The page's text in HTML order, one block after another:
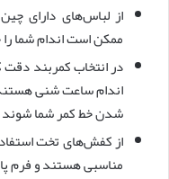
از لباس‌های دارای
ممکن است اندام شما
در انتخاب کمربند دقت
اندام ساعت شنی
شدن خط کمر شما شوند
از کفش‌های تخت
مناسبی هستند و فرم